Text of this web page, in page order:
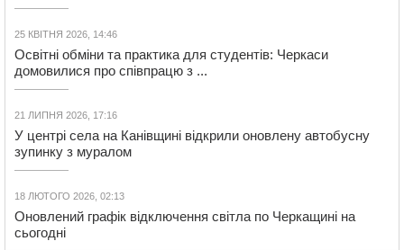
25 КВІТНЯ 2026, 14:46
Освітні обміни та практика для студентів: Черкаси
домовилися про співпрацю з ...
21 ЛИПНЯ 2026, 17:16
У центрі села на Канівщині відкрили оновлену автобусну
зупинку з муралом
18 ЛЮТОГО 2026, 02:13
Оновлений графік відключення світла по Черкащині на
сьогодні